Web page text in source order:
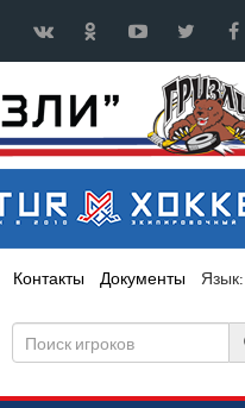
Контакты Документы Язык: